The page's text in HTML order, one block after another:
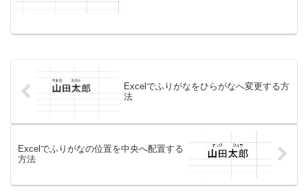
す。ここでは、...
Excelでふりがなをひらがなへ変更する方
法
Excelでふりがなの位置を中央へ配置する
方法